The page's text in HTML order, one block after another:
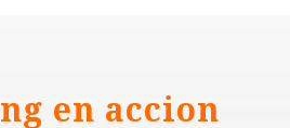
en accion